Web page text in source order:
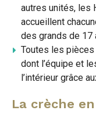
autres unités, les
accueillent
des grands de 17
Toutes les pièces
dont l’équipe et
l’intérieur grâce
La crèche